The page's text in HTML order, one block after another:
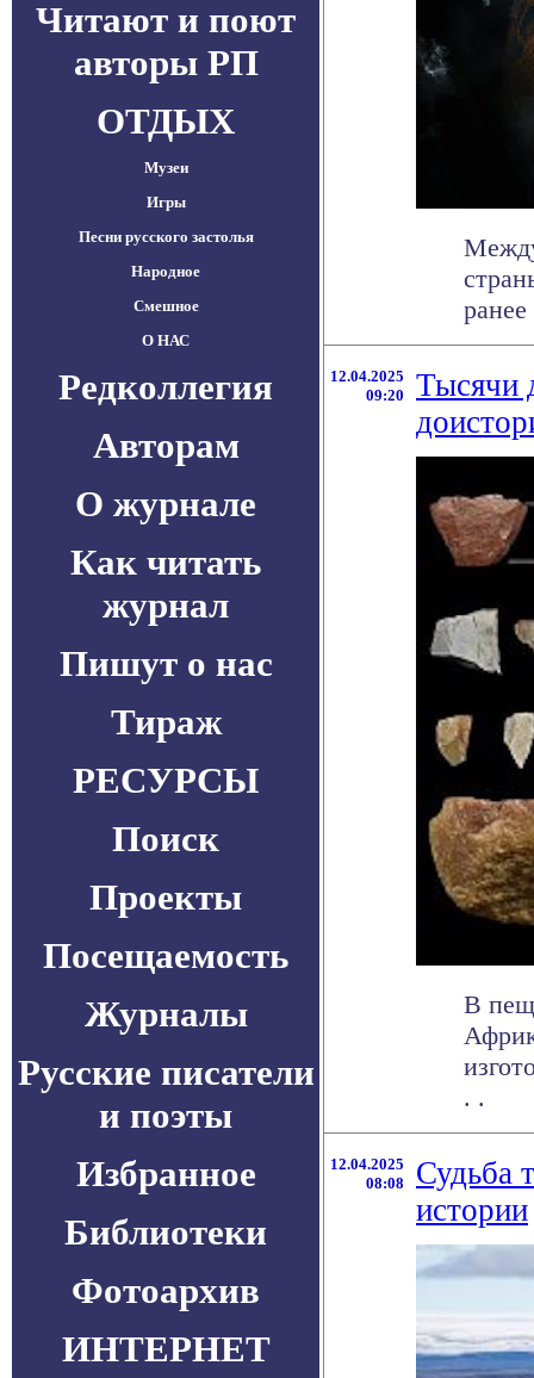
Читают и поют
авторы РП
ОТДЫХ
Музеи
Игры
Песни русского застолья
Народное
Смешное
О НАС
Редколлегия
Авторам
О журнале
Как читать
журнал
Пишут о нас
Тираж
РЕСУРСЫ
Поиск
Проекты
Посещаемость
Журналы
Русские писатели
и поэты
Избранное
Библиотеки
Фотоархив
ИНТЕРНЕТ
12.04.2025
09:20
Тысячи
В
. .
12.04.2025
08:08
Судьба
истории